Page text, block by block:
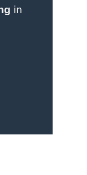
in